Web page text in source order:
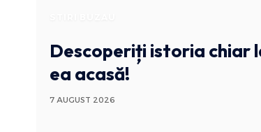
Descoperiți istoria chiar
ea acasă!
7 AUGUST 2026